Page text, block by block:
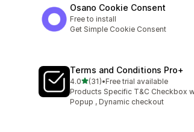
Osano Cookie Consent
Free to install
Get Simple Cookie Consent
Terms and Conditions Pro+
4.0별 5개 중
(31)
총 리뷰 31개
•Free trial available
Products Specific T&C Checkbox
Popup , Dynamic checkout